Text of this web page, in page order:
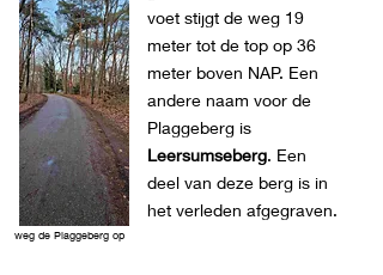
weg de Plaggeberg op
voet stijgt de weg 19
meter tot de top op 36
meter boven NAP. Een
andere naam voor de
Plaggeberg is
Leersumseberg. Een
deel van deze berg is in
het verleden afgegraven.